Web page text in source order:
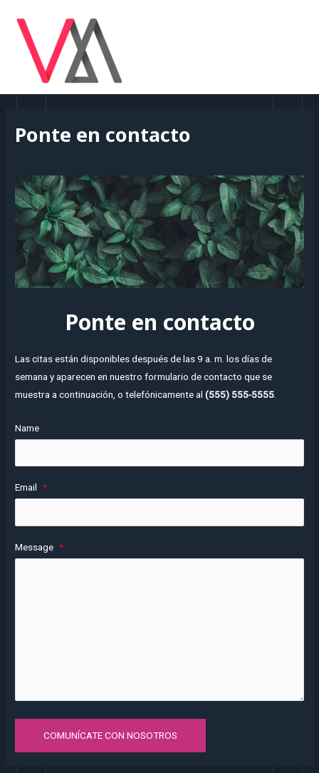
contenido
Ponte en contacto
Ponte en contacto
Las citas están disponibles después de las 9 a. m. los días de
semana y aparecen en nuestro formulario de contacto que se
muestra a continuación, o telefónicamente al(555) 555-5555
Name
Email *
Message *
COMUNÍCATE CON NOSOTROS